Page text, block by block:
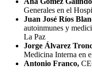
Generales en el
Juan José Ríos
autoinmunes y
La Paz
Jorge Álvarez
Medicina Interna en
Antonio Franco,